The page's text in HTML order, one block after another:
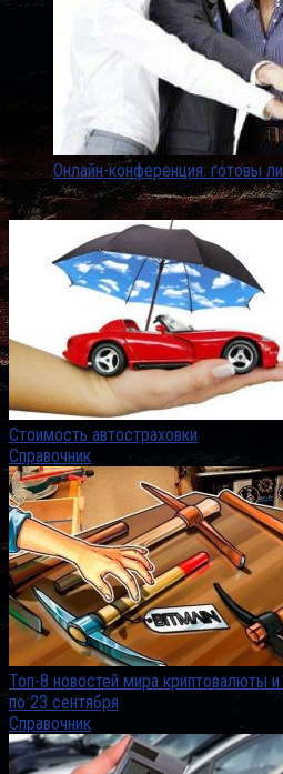
Онлайн-конференция: готовы
Последние заметки
Стоимость автостраховки
Справочник
Топ-8 новостей мира криптовалюты
по 23 сентября
Справочник